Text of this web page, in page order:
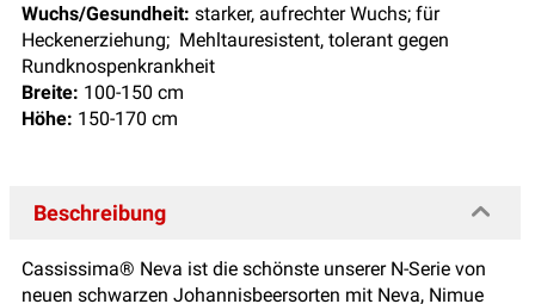
Wuchs/Gesundheit: starker, aufrechter Wuchs; für
Heckenerziehung; Mehltauresistent, tolerant gegen
Rundknospenkrankheit
Breite: 100-150 cm
Höhe: 150-170 cm
Beschreibung
Cassissima® Neva ist die schönste unserer N-Serie von
neuen schwarzen Johannisbeersorten mit Neva, Nimue